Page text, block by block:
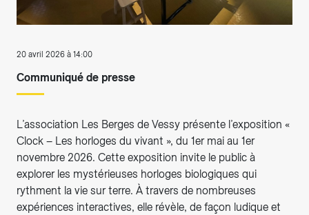
20 avril 2026 à 14:00
Communiqué de presse
L’association Les Berges de Vessy présente l’exposition «
Clock – Les horloges du vivant », du 1er mai au 1er
novembre 2026. Cette exposition invite le public à
explorer les mystérieuses horloges biologiques qui
rythment la vie sur terre. À travers de nombreuses
expériences interactives, elle révèle, de façon ludique et